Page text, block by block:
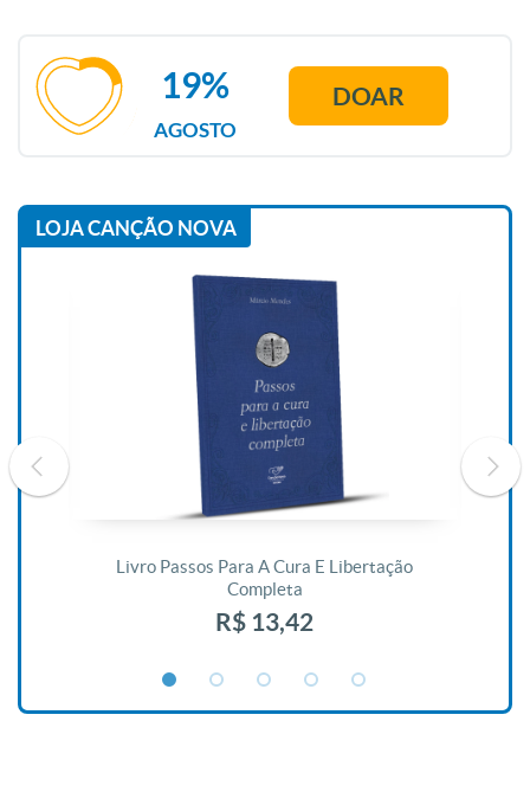
AGOSTO
19% DOAR
LOJA CANÇÃO NOVA
Livro Passos Para A Cura E Libertação
Completa
R$ 13,42